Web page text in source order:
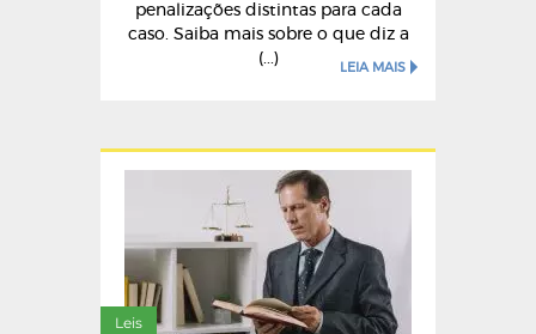
penalizações distintas para cada
caso. Saiba mais sobre o que diz a
(...)
LEIA MAIS
Leis